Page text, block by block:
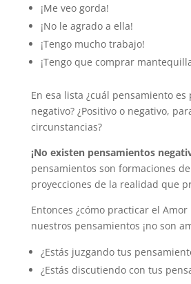
¡Me veo gorda!
¡No le agrado a ella!
¡Tengo mucho trabajo!
¡Tengo que comprar
En esa lista ¿cuál pensamiento es
negativo? ¿Positivo o negativo,
circunstancias?
¡No existen pensamientos
pensamientos son formaciones
proyecciones de la realidad que
Entonces ¿cómo practicar el Amor
nuestros pensamientos ¡no son
¿Estás juzgando tus
¿Estás discutiendo con tus